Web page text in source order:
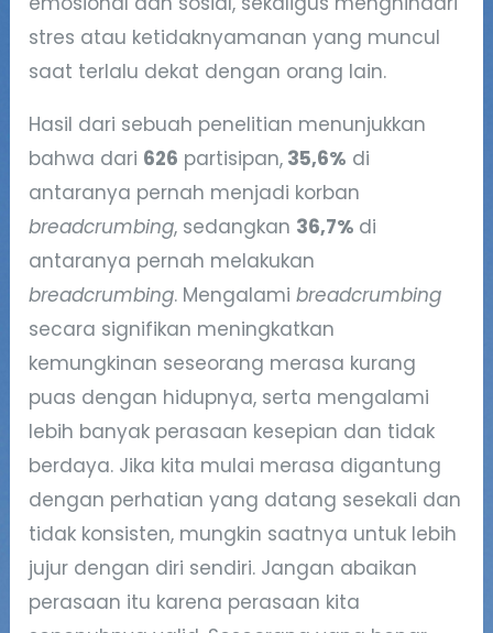
stres atau ketidaknyamanan yang muncul
saat terlalu dekat dengan orang lain.
Hasil dari sebuah penelitian menunjukkan
bahwa dari 626 partisipan, 35,6% di
antaranya pernah menjadi korban
breadcrumbing, sedangkan 36,7% di
antaranya pernah melakukan
breadcrumbing. Mengalamibreadcrumbing
secara signifikan meningkatkan
kemungkinan seseorang merasa kurang
puas dengan hidupnya, serta mengalami
lebih banyak perasaan kesepian dan tidak
berdaya. Jika kita mulai merasa digantung
dengan perhatian yang datang sesekali dan
tidak konsisten, mungkin saatnya untuk lebih
jujur dengan diri sendiri. Jangan abaikan
perasaan itu karena perasaan kita